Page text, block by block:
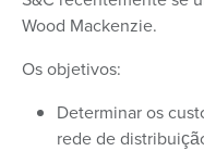
Wood Mackenzie.
Os objetivos:
Determinar os
rede de